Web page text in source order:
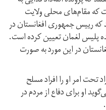
که مقام‌های محلی ولایت
که رییس جمهوری افغانستان در
پلیس لغمان تعیین کرده است.
در این مورد به صورت
تحت امر او را افراد مسلح
او برای دفاع از مردم در